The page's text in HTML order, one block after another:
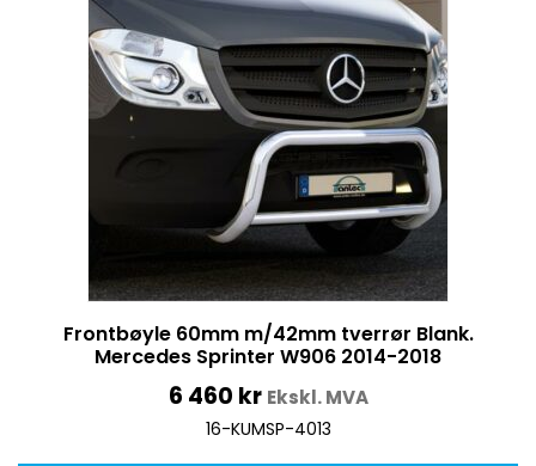
Frontbøyle 60mm m/42mm tverrør Blank.
Mercedes Sprinter W906 2014-2018
6 460 kr Ekskl. MVA
16-KUMSP-4013